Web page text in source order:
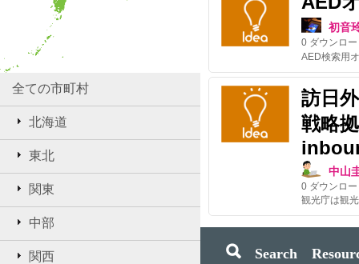
全ての市町村
北海道
東北
関東
中部
関西
初音
0 ダウンロ
訪日
戦略
中山
0 ダウンロ
Search